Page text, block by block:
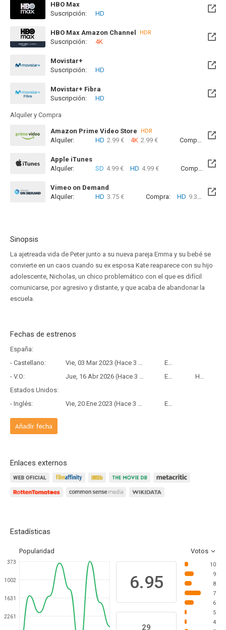
HBO Max
Disponible hasta el Jue, 15 Abr 2027 (Quedan 8 meses)
Suscripción: HD
HBO Max Amazon Channel HDR
Suscripción: 4K
Movistar+
Disponible hasta el Jue, 15 Abr 2027 (Quedan 8 meses)
Suscripción: HD
Movistar+ Fibra
Disponible hasta el Jue, 15 Abr 2027 (Quedan 8 meses)
Suscripción: HD
Alquiler y Compra
Amazon Prime Video Store HDR
Alquiler: HD 2.99 € 4K 2.99 € Compra: HD
Apple iTunes
Alquiler:
SD 4.99 € HD 4.99 € Compra: SD
Vimeo on Demand
Alquiler:
HD 3.75 € Compra: HD 9.38 €
Sinopsis
La ajetreada vida de Peter junto a su nueva pareja Emma y su bebé se
convierte en un caos cuando su ex esposa Kate reaparece con su hijo
adolescente, Nicholas, un chico problemático con el que es difícil
comunicarse, por agresivo y distante, y que acaba de abandonar la
escuela.
Fechas de estrenos
España:
- Castellano:
Vie, 03 Mar 2023 (Hace 3 años y 5 meses)
Estreno
- V.O:
Jue, 16 Abr 2026 (Hace 3 meses y 20 días) Estreno
HBO
Estados Unidos:
- Inglés:
Vie, 20 Ene 2023 (Hace 3 años y 6 meses) Estreno
Añadir fecha
Enlaces externos
Estadísticas
Popularidad Votos
373
1002
1631
2261
6.95
29
10
9
8
7
6
5
4